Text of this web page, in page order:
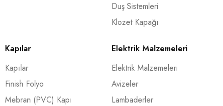
Duş Sistemleri
Klozet Kapağı
Kapılar
Kapılar
Finish Folyo
Mebran (PVC) Kapı
Elektrik Malzemeleri
Elektrik Malzemeleri
Avizeler
Lambaderler